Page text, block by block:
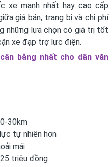
xe mạnh nhất hay cao cấp
giá bán, trang bị và chi phí
những lựa chọn có giá trị tốt
xe đạp trợ lực điện.
bằng nhất cho dân văn
30km
tự nhiên hơn
mái
triệu đồng